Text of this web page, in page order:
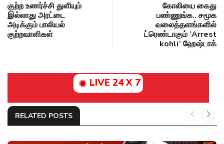
குற்ற உணர்ச்சி துளியும்
இல்லாது அரட்டை
அடிக்கும் பாலியல்
குற்றவாளிகள்
கோலியை கைது
பண்ணுங்க.. சமூக
வலைத்தளங்களில்
ட்ரெண்டாகும் ’Arrest
kohli’ ஹேஷ்டாக்
LIVE 24 X 7
RELATED POSTS